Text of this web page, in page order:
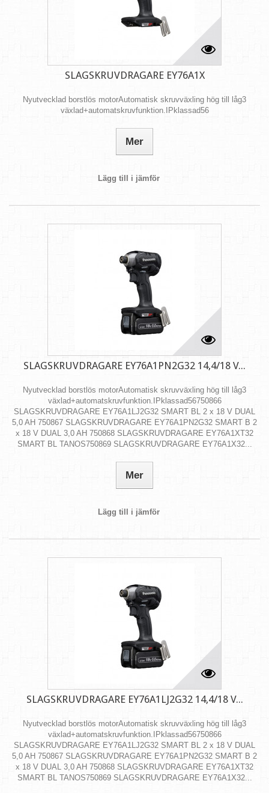
SLAGSKRUVDRAGARE EY76A1X
Nyutvecklad borstlös motorAutomatisk skruvväxling hög till låg3
växlad+automatskruvfunktion.IPklassad56
Mer
Lägg till i jämför
SLAGSKRUVDRAGARE EY76A1PN2G32 14,4/18 V...
Nyutvecklad borstlös motorAutomatisk skruvväxling hög till låg3
växlad+automatskruvfunktion.IPklassad56750866
SLAGSKRUVDRAGARE EY76A1LJ2G32 SMART BL 2 x 18 V DUAL
5,0 AH 750867 SLAGSKRUVDRAGARE EY76A1PN2G32 SMART B 2
x 18 V DUAL 3,0 AH 750868 SLAGSKRUVDRAGARE EY76A1XT32
SMART BL TANOS750869 SLAGSKRUVDRAGARE EY76A1X32...
Mer
Lägg till i jämför
SLAGSKRUVDRAGARE EY76A1LJ2G32 14,4/18 V...
Nyutvecklad borstlös motorAutomatisk skruvväxling hög till låg3
växlad+automatskruvfunktion.IPklassad56750866
SLAGSKRUVDRAGARE EY76A1LJ2G32 SMART BL 2 x 18 V DUAL
5,0 AH 750867 SLAGSKRUVDRAGARE EY76A1PN2G32 SMART B 2
x 18 V DUAL 3,0 AH 750868 SLAGSKRUVDRAGARE EY76A1XT32
SMART BL TANOS750869 SLAGSKRUVDRAGARE EY76A1X32...